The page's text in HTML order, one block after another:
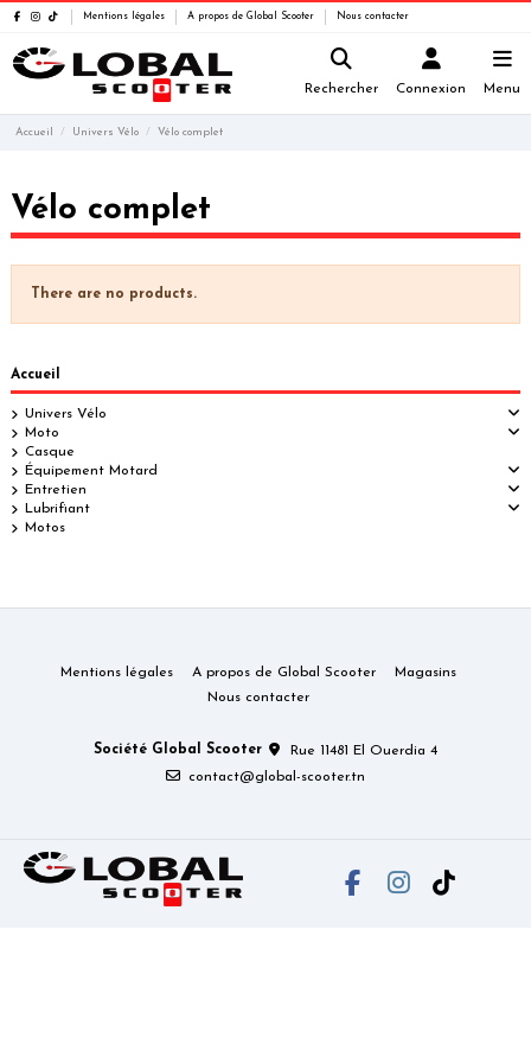
Mentions légales A propos de Global Scooter Nous contacter
Rechercher Connexion Menu
Accueil Univers Vélo Vélo complet
Vélo complet
There are no products.
Accueil
Univers Vélo
Moto
Casque
Équipement Motard
Entretien
Lubrifiant
Motos
Mentions légales A propos de Global Scooter
Magasins
Nous contacter
Société Global Scooter
Rue 11481 El Ouerdia 4
contact@global-scooter.tn